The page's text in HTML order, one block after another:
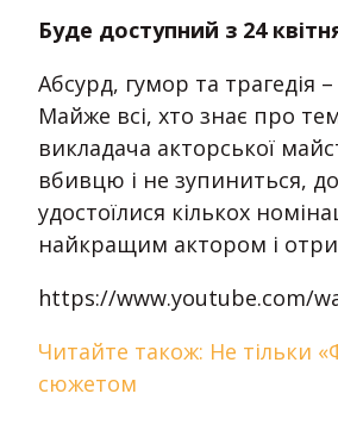
Буде доступний з 24
Абсурд, гумор та трагедія
Майже всі, хто знає про
викладача акторської
вбивцю і не зупиниться,
удостоїлися кількох
найкращим актором і
https://www.youtube.com/
Читайте також: Не тільки
сюжетом